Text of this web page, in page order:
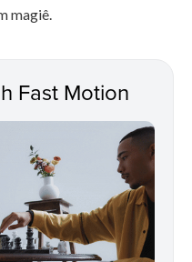
magiê.
Fast Motion